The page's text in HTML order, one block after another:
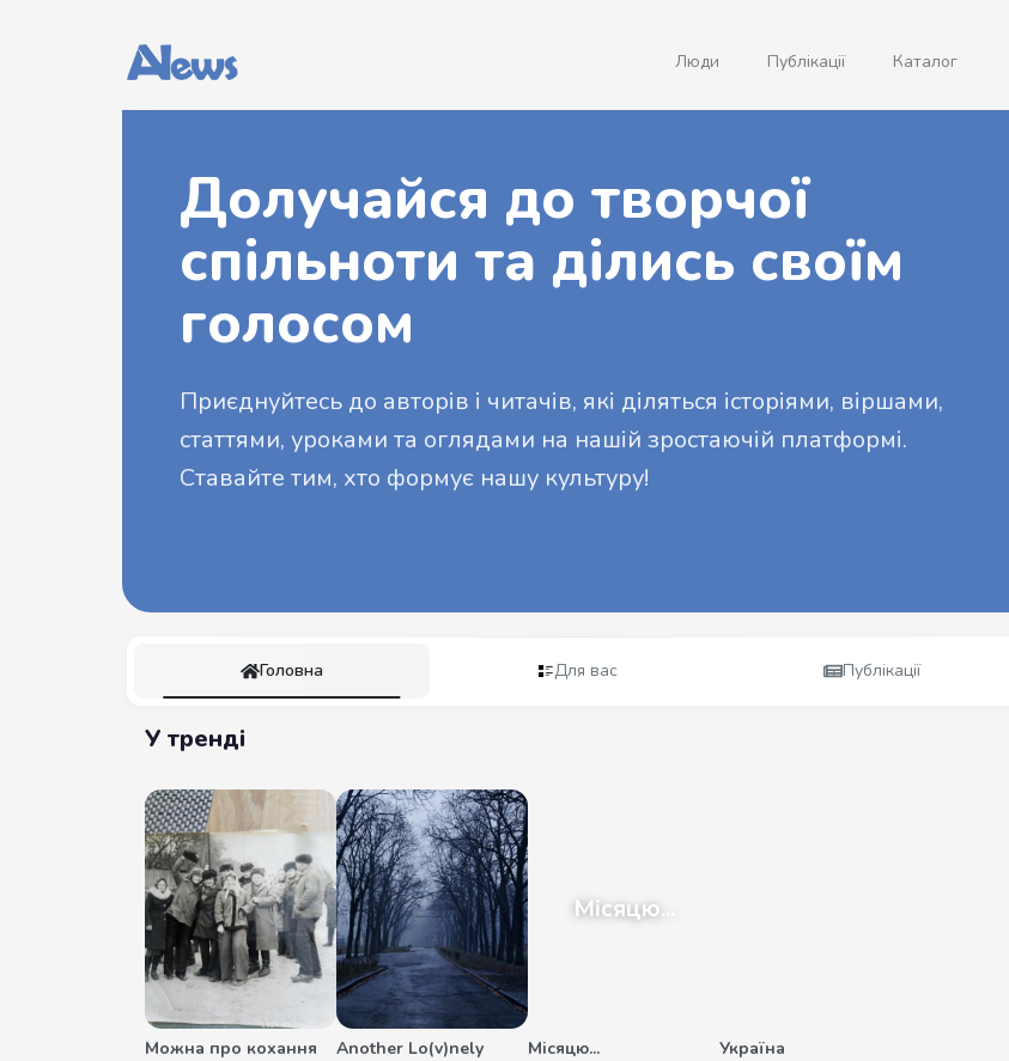
Люди Публікації Каталог
Долучайся до творчої
спільноти та ділись своїм
голосом
Приєднуйтесь до авторів і читачів, які діляться історіями, віршами,
статтями, уроками та оглядами на нашій зростаючій платформі.
Ставайте тим, хто формує нашу культуру!
Головна Для вас Публікації
У тренді
Можна про кохання
Another Lo(v)nely
Місяцю...
Місяцю... Україна